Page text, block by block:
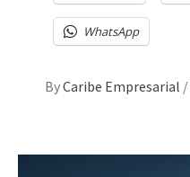
WhatsApp
ByCaribe Empresarial /